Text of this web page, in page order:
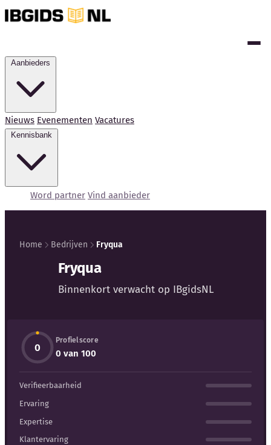
Nieuws Evenementen Vacatures
Word partner Vind aanbieder
Externe bronnen
Woordenboek
Auteurs
Home Bedrijven Fryqua
Fryqua
Binnenkort verwacht op IBgidsNL
0
Profielscore
0 van 100
Verifieerbaarheid
Ervaring
Expertise
Klantervaring